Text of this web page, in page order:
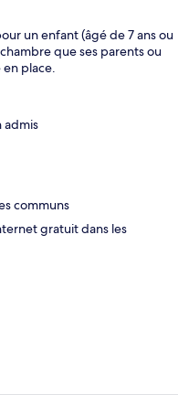
un enfant (âgé de 7 ans ou
que ses parents ou
place.
admis
communs
gratuit dans les